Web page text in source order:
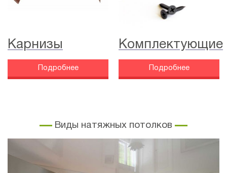
Карнизы
Подробнее
Комплектующие
Подробнее
Виды натяжных потолков